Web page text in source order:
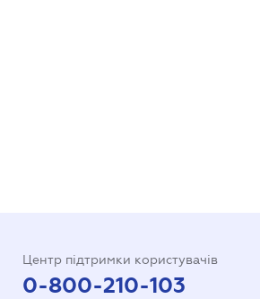
Центр підтримки користувачів
0-800-210-103